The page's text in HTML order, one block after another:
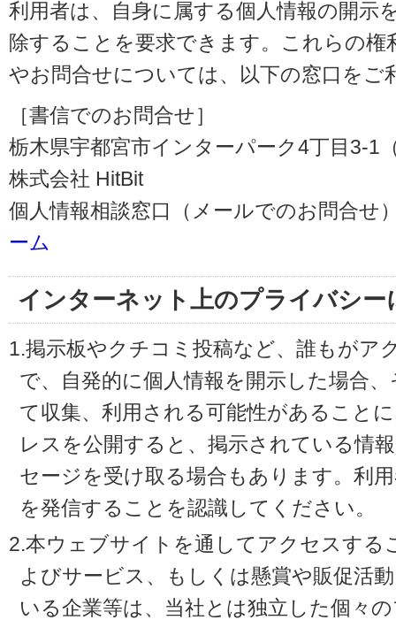
利用者は、自身に属する個人情報の開示
除することを要求できます。これらの権
やお問合せについては、以下の窓口をご
［書信でのお問合せ］
栃木県宇都宮市インターパーク4丁目3-1
株式会社 HitBit
個人情報相談窓口（メールでのお問合せ
ーム
インターネット上のプライバシー
1.掲示板やクチコミ投稿など、誰もがア
で、自発的に個人情報を開示した場合
て収集、利用される可能性があること
レスを公開すると、掲示されている情
セージを受け取る場合もあります。利
を発信することを認識してください。
2.本ウェブサイトを通してアクセスする
よびサービス、もしくは懸賞や販促活
いる企業等は、当社とは独立した個々